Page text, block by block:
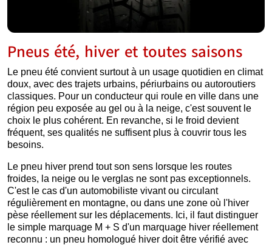
Pneus été, hiver et toutes saisons
Le pneu été convient surtout à un usage quotidien en climat
doux, avec des trajets urbains, périurbains ou autoroutiers
classiques. Pour un conducteur qui roule en ville dans une
région peu exposée au gel ou à la neige, c'est souvent le
choix le plus cohérent. En revanche, si le froid devient
fréquent, ses qualités ne suffisent plus à couvrir tous les
besoins.
Le pneu hiver prend tout son sens lorsque les routes
froides, la neige ou le verglas ne sont pas exceptionnels.
C'est le cas d'un automobiliste vivant ou circulant
régulièrement en montagne, ou dans une zone où l'hiver
pèse réellement sur les déplacements. Ici, il faut distinguer
le simple marquage M + S d'un marquage hiver réellement
reconnu : un pneu homologué hiver doit être vérifié avec